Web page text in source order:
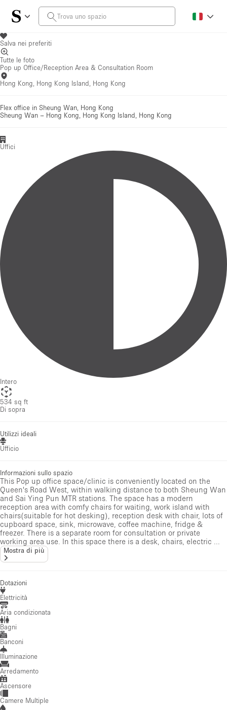
Salva nei preferiti
Tutte le foto
Pop up Office/Reception Area & Consultation Room
Hong Kong, Hong Kong Island, Hong Kong
Flex office in Sheung Wan, Hong Kong
Sheung Wan – Hong Kong, Hong Kong Island, Hong Kong
Uffici
Intero
534 sq ft
Di sopra
Utilizzi ideali
Ufficio
Informazioni sullo spazio
This Pop up office space/clinic is conveniently located on the
Queen's Road West, within walking distance to both Sheung Wan
and Sai Ying Pun MTR stations. The space has a modern
reception area with comfy chairs for waiting, work island with
chairs(suitable for hot desking), reception desk with chair, lots of
cupboard space, sink, microwave, coffee machine, fridge &
freezer. There is a separate room for consultation or private
working area use. In this space there is a desk, chairs, electric ...
Mostra di più
Dotazioni
Elettricità
Aria condizionata
Bagni
Banconi
Illuminazione
Arredamento
Ascensore
Camere Multiple